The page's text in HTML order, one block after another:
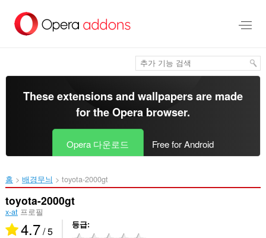
건
These extensions and wallpapers are made
for theOpera browser.
Opera 다운로드 Free for Android
홈 배경무늬 toyota-2000gt‎
toyota-2000gt
x-at프로필
4.7/ 5 등급